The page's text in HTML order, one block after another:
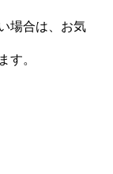
場合は、お気
す。